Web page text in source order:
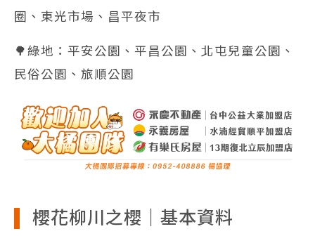
圈、東光市場、昌平夜市
🌳綠地：平安公園、平昌公園、北屯兒童公園、
民俗公園、旅順公園
櫻花柳川之櫻｜基本資料